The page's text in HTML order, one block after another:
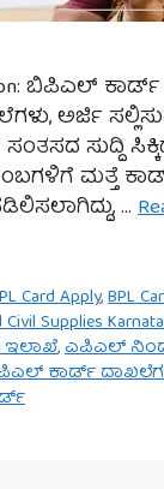
ಬಿಪಿಎಲ್
ಅರ್ಜಿ
ಸುದ್ದಿ
ಮತ್ತೆ
…
Card Apply,BPL
Supplies
ಇಲಾಖೆ,ಎಪಿಎಲ್
ಕಾರ್ಡ್